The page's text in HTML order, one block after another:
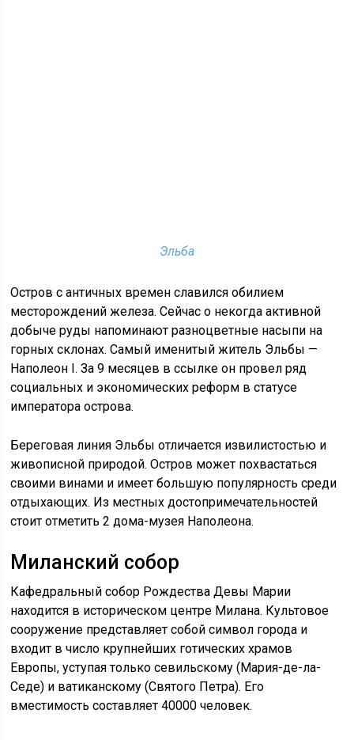
Эльба
Остров с античных времен славился обилием
месторождений железа. Сейчас о некогда активной
добыче руды напоминают разноцветные насыпи на
горных склонах. Самый именитый житель Эльбы —
Наполеон I. За 9 месяцев в ссылке он провел ряд
социальных и экономических реформ в статусе
императора острова.
Береговая линия Эльбы отличается извилистостью и
живописной природой. Остров может похвастаться
своими винами и имеет большую популярность среди
отдыхающих. Из местных достопримечательностей
стоит отметить 2 дома-музея Наполеона.
Миланский собор
Кафедральный собор Рождества Девы Марии
находится в историческом центре Милана. Культовое
сооружение представляет собой символ города и
входит в число крупнейших готических храмов
Европы, уступая только севильскому (Мария-де-ла-
Седе) и ватиканскому (Святого Петра). Его
вместимость составляет 40000 человек.